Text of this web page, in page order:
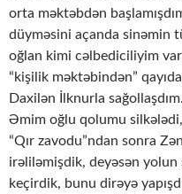
orta məktəbdən
düyməsini açanda sinəmin
oğlan kimi cəlbediciliyim
“kişilik məktəbindən”
Daxilən İlknurla sağollaşdım.
Əmim oğlu qolumu silkələdi,
“Qır zavodu”ndan sonra
irəliləmişdik, deyəsən
keçirdik, bunu dirəyə